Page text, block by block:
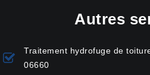
Autres
Traitement hydrofuge de
06660